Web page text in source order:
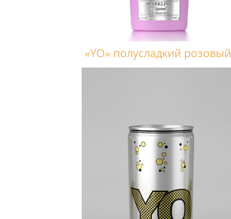
«YO» полусладкий розовый